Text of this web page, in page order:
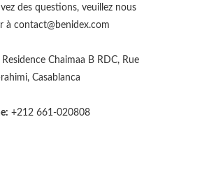
des questions, veuillez nous
à contact@benidex.com
Residence Chaimaa B RDC, Rue
Casablanca
+212 661-020808